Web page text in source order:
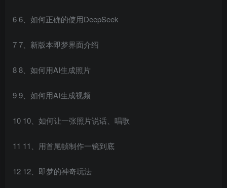
6 6、如何正确的使用DeepSeek
7 7、新版本即梦界面介绍
8 8、如何用AI生成照片
9 9、如何用AI生成视频
10 10、如何让一张照片说话、唱歌
11 11、用首尾帧制作一镜到底
12 12、即梦的神奇玩法